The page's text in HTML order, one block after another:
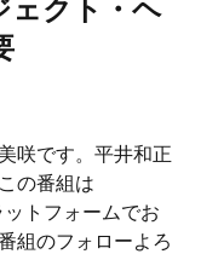
ェクト・ヘ
咲です。平井和正
の番組は
トフォームでお
組のフォローよろ